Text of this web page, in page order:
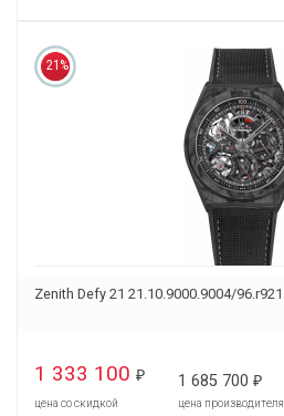
21%
Zenith Defy 21 21.10.9000.9004/96.r921
1 333 100 ₽
цена со скидкой
1 685 700 ₽
цена производителя